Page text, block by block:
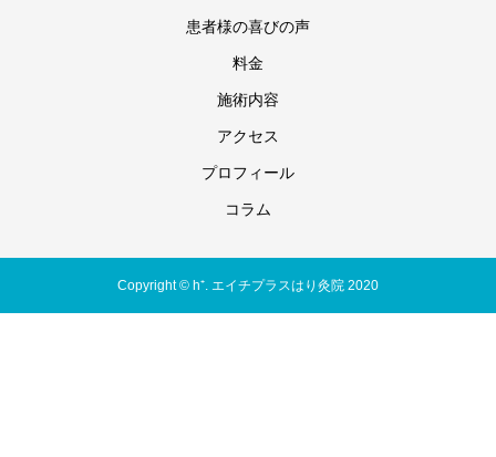
患者様の喜びの声
料金
施術内容
アクセス
プロフィール
コラム
Copyright © h⁺. エイチプラスはり灸院 2020